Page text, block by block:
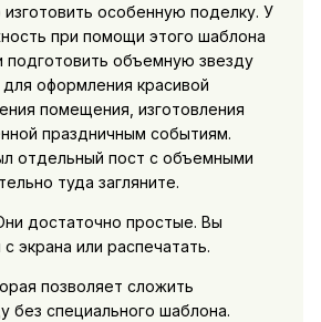
особенную поделку. У
при помощи этого шаблона
подготовить объемную звезду
оформления красивой
помещения, изготовления
праздничным событиям.
отдельный пост с объемными
туда загляните.
достаточно простые. Вы
экрана или распечатать.
позволяет сложить
без специального шаблона.